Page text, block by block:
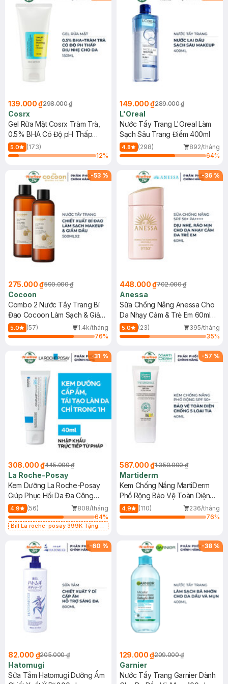
139.000 ₫298.000 ₫
Cosrx
Gel Rửa Mặt Cosrx Tràm Trà,
0.5% BHA Có Độ pH Thấp
150ml
5.0
(173)
12%
149.000 ₫289.000 ₫
L'Oreal
Nước Tẩy Trang L'Oreal Làm
Sạch Sâu Trang Điểm 400ml
4.8 (298)
892/tháng
64%
-53 %
275.000 ₫590.000 ₫
Cocoon
Combo 2 Nước Tẩy Trang Bí
Đao Cocoon Làm Sạch & Giảm
Dầu 500ml
5.0 (57)
1.4k/tháng
76%
-36 %
448.000 ₫702.000 ₫
Anessa
Sữa Chống Nắng Anessa Cho
Da Nhạy Cảm & Trẻ Em 60ml
(Mới)
5.0 (23)
395/tháng
35%
-31 %
308.000 ₫445.000 ₫
La Roche-Posay
Kem Dưỡng La Roche-Posay
Giúp Phục Hồi Da Đa Công
Dụng 40ml
4.9 (56)
808/tháng
64%
Bill La roche-posay 399K Tặng
(SL có hạn)
-57 %
587.000 ₫1.350.000 ₫
Martiderm
Kem Chống Nắng MartiDerm
Phổ Rộng Bảo Vệ Toàn Diện
40ml
4.9 (110)
236/tháng
76%
-60 %
82.000 ₫205.000 ₫
Hatomugi
Sữa Tắm Hatomugi Dưỡng Ẩm
-38 %
129.000 ₫209.000 ₫
Garnier
Nước Tẩy Trang Garnier Dành